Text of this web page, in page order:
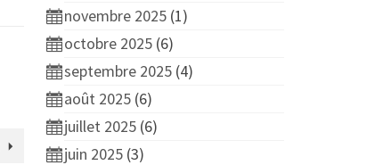
novembre 2025(1)
octobre 2025(6)
septembre 2025(4)
août 2025(6)
juillet 2025(6)
juin 2025(3)